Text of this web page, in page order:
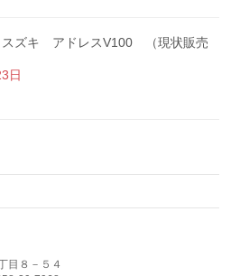
スズキ アドレスV100 （現状販売
日
目８－５４